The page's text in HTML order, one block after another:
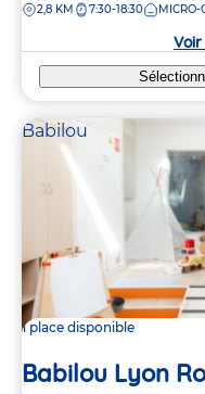
la
DISTANCE
2,8 KM 7:30-18:30 MICRO-
Babilou
1 place disponible
Babilou Lyon